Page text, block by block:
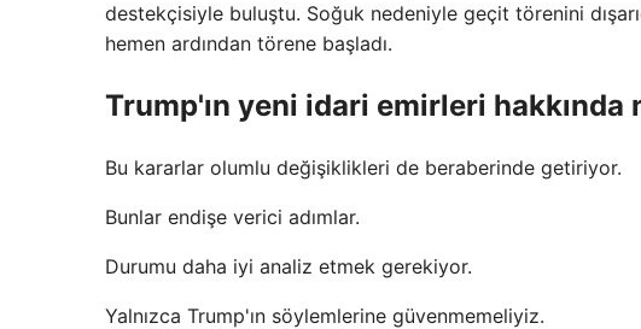
destekçisiyle buluştu. Soğuk nedeniyle geçit törenini
hemen ardından törene başladı.
Trump'ın yeni idari emirleri
Bu kararlar olumlu değişiklikleri de beraberinde getiriyor.
Bunlar endişe verici adımlar.
Durumu daha iyi analiz etmek gerekiyor.
Yalnızca Trump'ın söylemlerine güvenmemeliyiz.